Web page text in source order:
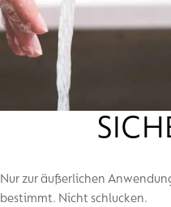
Nur zur äußerlichen
bestimmt. Nicht schlucken.